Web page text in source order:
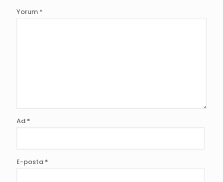
Yorum *
Ad *
E-posta *